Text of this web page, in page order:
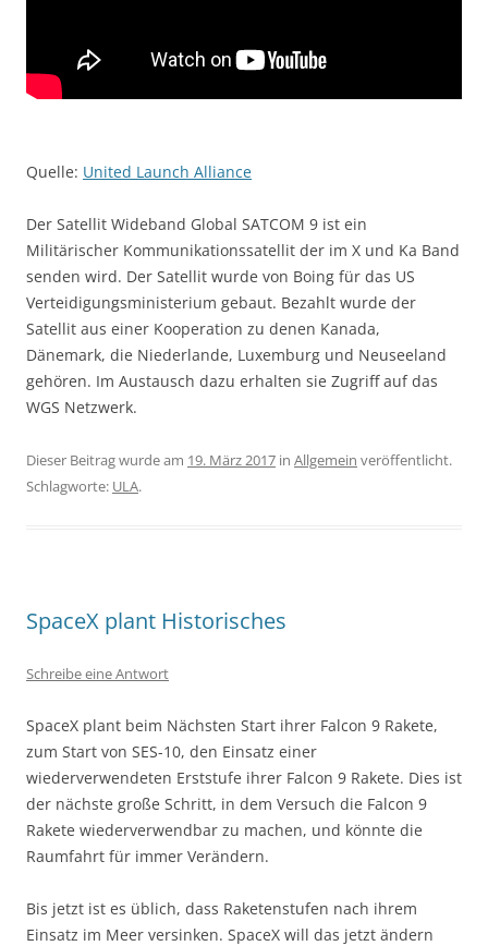
Quelle: United Launch Alliance
Der Satellit Wideband Global SATCOM 9 ist ein
Militärischer Kommunikationssatellit der im X und Ka Band
senden wird. Der Satellit wurde von Boing für das US
Verteidigungsministerium gebaut. Bezahlt wurde der
Satellit aus einer Kooperation zu denen Kanada,
Dänemark, die Niederlande, Luxemburg und Neuseeland
gehören. Im Austausch dazu erhalten sie Zugriff auf das
WGS Netzwerk.
Dieser Beitrag wurde am 19. März 2017 in Allgemein veröffentlicht.
Schlagworte: ULA.
SpaceX plant Historisches
Schreibe eine Antwort
SpaceX plant beim Nächsten Start ihrer Falcon 9 Rakete,
zum Start von SES-10, den Einsatz einer
wiederverwendeten Erststufe ihrer Falcon 9 Rakete. Dies ist
der nächste große Schritt, in dem Versuch die Falcon 9
Rakete wiederverwendbar zu machen, und könnte die
Raumfahrt für immer Verändern.
Bis jetzt ist es üblich, dass Raketenstufen nach ihrem
Einsatz im Meer versinken. SpaceX will das jetzt ändern